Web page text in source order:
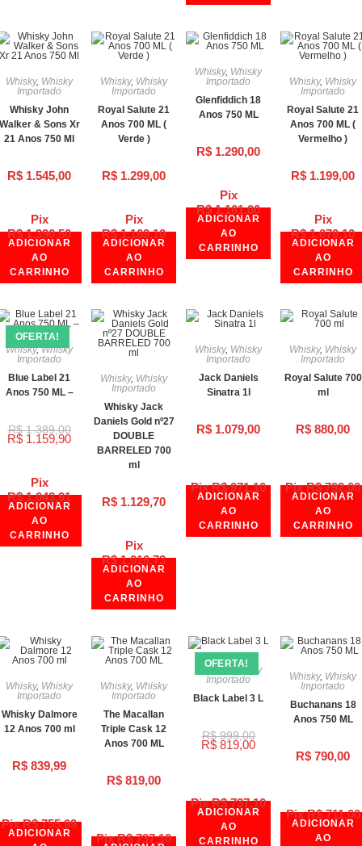
Pix
R$1.390,50
Whisky, Whisky
Importado
Whisky John
& Sons Xr
21 Anos 750 Ml
R$ 1.545,00
ADICIONAR
AO
CARRINHO
Pix
R$1.169,10
Whisky, Whisky
Importado
Royal Salute 21
Anos 700 ML (
Verde )
R$ 1.299,00
ADICIONAR
AO
CARRINHO
Pix
R$1.161,00
Whisky, Whisky
Importado
Glenfiddich 18
Anos 750 ML
R$ 1.290,00
ADICIONAR
AO
CARRINHO
Pix
R$1.079,10
Whisky, Whisky
Importado
Royal Salute 21
Anos 700 ML (
Vermelho )
R$ 1.199,00
ADICIONAR
AO
CARRINHO
Pix
R$1.043,91
OFERTA!
Whisky,Whisky
Importado
Blue Label 21
Anos 750 ML –
R$1.389,00
R$ 1.159,90
ADICIONAR
AO
CARRINHO
Pix
R$1.016,73
Whisky, Whisky
Importado
Whisky Jack
Daniels Gold nº27
DOUBLE
BARRELED 700
ml
R$ 1.129,70
ADICIONAR
AO
CARRINHO
Pix R$971,10
Whisky, Whisky
Importado
Jack Daniels
Sinatra 1l
R$ 1.079,00
ADICIONAR
AO
CARRINHO
Pix R$792,00
Whisky, Whisky
Importado
Royal Salute 700
ml
R$ 880,00
ADICIONAR
AO
CARRINHO
Pix R$755,99
Whisky, Whisky
Importado
Whisky Dalmore
12 Anos 700 ml
R$ 839,99
ADICIONAR
Pix R$737,10
Whisky, Whisky
Importado
The Macallan
Triple Cask 12
Anos 700 ML
R$ 819,00
Pix R$737,10
OFERTA!
Whisky,Whisky
Importado
Black Label 3 L
R$999,00
R$ 819,00
ADICIONAR
AO
CARRINHO
Pix R$711,00
Whisky, Whisky
Importado
Buchanans 18
Anos 750 ML
R$ 790,00
ADICIONAR
AO